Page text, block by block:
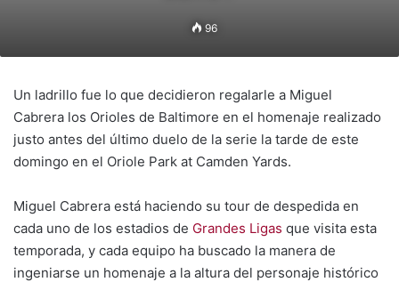
96
Un ladrillo fue lo que decidieron regalarle a Miguel
Cabrera los Orioles de Baltimore en el homenaje realizado
justo antes del último duelo de la serie la tarde de este
domingo en el Oriole Park at Camden Yards.
Miguel Cabrera está haciendo su tour de despedida en
cada uno de los estadios de Grandes Ligas que visita esta
temporada, y cada equipo ha buscado la manera de
ingeniarse un homenaje a la altura del personaje histórico